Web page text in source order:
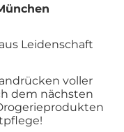
Leidenschaft
voller
dem nächsten